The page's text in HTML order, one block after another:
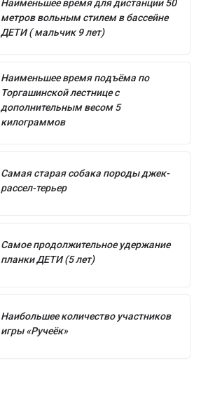
Наименьшее время для дистанции 50
метров вольным стилем в бассейне
ДЕТИ ( мальчик 9 лет)
Наименьшее время подъёма по
Торгашинской лестнице с
дополнительным весом 5
килограммов
Самая старая собака породы джек-
рассел-терьер
Самое продолжительное удержание
планки ДЕТИ (5 лет)
Наибольшее количество участников
игры «Ручеёк»